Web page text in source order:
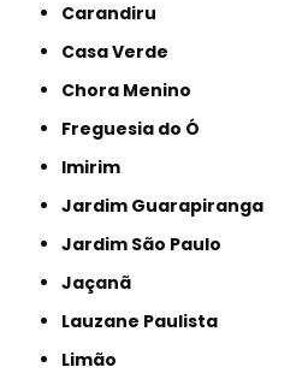
Carandiru
Casa Verde
Chora Menino
Freguesia do Ó
Imirim
Jardim Guarapiranga
Jardim São Paulo
Jaçanã
Lauzane Paulista
Limão